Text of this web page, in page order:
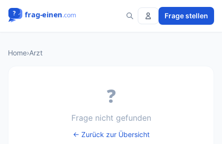
Frage stellen
Home›Arzt
❓
Frage nicht gefunden
← Zurück zur Übersicht